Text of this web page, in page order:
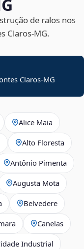
de ralos nos
Claros‑MG.
Claros-MG
Alice Maia
Alto Floresta
Antônio Pimenta
Augusta Mota
Belvedere
Canelas
Industrial